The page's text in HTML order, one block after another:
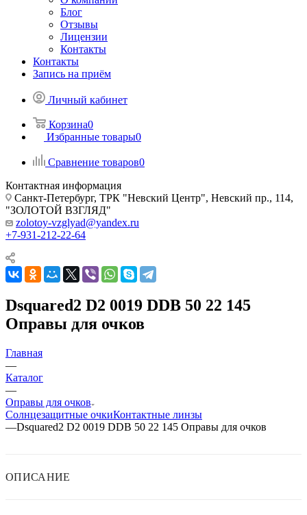
Блог
Отзывы
Лицензии
Контакты
Контакты
Запись на приём
Личный кабинет
Корзина0
Избранные товары0
Сравнение товаров0
Контактная информация
Санкт-Петербург, ТРК "Невский Центр", Невский пр., 114,
"ЗОЛОТОЙ ВЗГЛЯД"
zolotoy-vzglyad@yandex.ru
+7-931-212-22-64
Dsquared2 D2 0019 DDB 50 22 145
Оправы для очков
Главная
—
Каталог
—
Оправы для очков
Солнцезащитные очкиКонтактные линзы
—Dsquared2 D2 0019 DDB 50 22 145 Оправы для очков
ОПИСАНИЕ